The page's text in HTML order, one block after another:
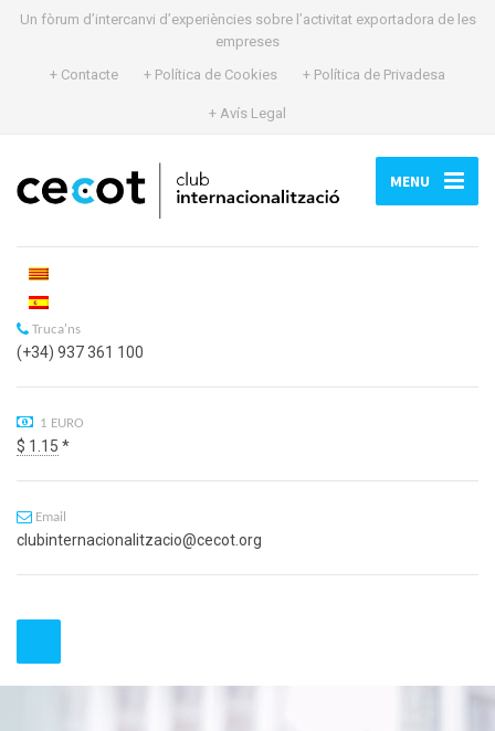
Un fòrum d’intercanvi d’experiències sobre l’activitat exportadora de les
empreses
+ Contacte
+ Política de Cookies + Política de Privadesa
+ Avís Legal
MENU
Truca'ns
(+34) 937 361 100
1 EURO
$ 1.15 *
Email
clubinternacionalitzacio@cecot.org